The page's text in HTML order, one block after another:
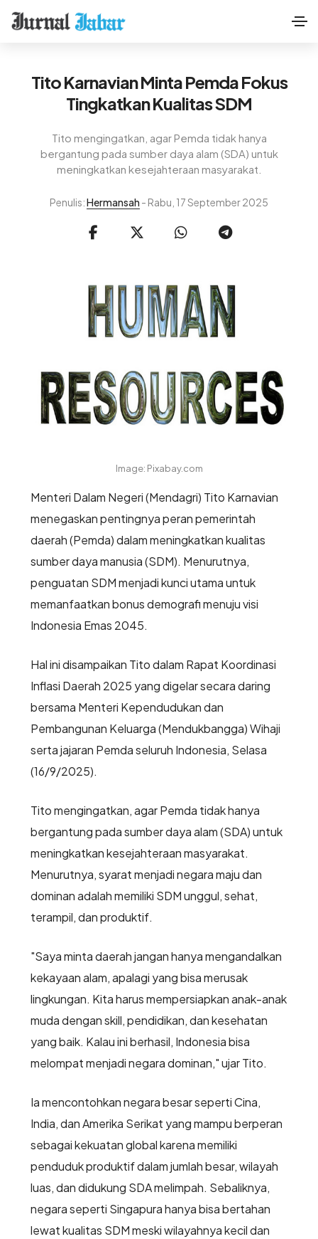
Tito Karnavian Minta Pemda Fokus
Tingkatkan Kualitas SDM
Tito mengingatkan, agar Pemda tidak hanya
bergantung pada sumber daya alam (SDA) untuk
meningkatkan kesejahteraan masyarakat.
Penulis:Hermansah - Rabu, 17 September 2025
Image: Pixabay.com
Menteri Dalam Negeri (Mendagri) Tito Karnavian
menegaskan pentingnya peran pemerintah
daerah (Pemda) dalam meningkatkan kualitas
sumber daya manusia (SDM). Menurutnya,
penguatan SDM menjadi kunci utama untuk
memanfaatkan bonus demografi menuju visi
Indonesia Emas 2045.
Hal ini disampaikan Tito dalam Rapat Koordinasi
Inflasi Daerah 2025 yang digelar secara daring
bersama Menteri Kependudukan dan
Pembangunan Keluarga (Mendukbangga) Wihaji
serta jajaran Pemda seluruh Indonesia, Selasa
(16/9/2025).
Tito mengingatkan, agar Pemda tidak hanya
bergantung pada sumber daya alam (SDA) untuk
meningkatkan kesejahteraan masyarakat.
Menurutnya, syarat menjadi negara maju dan
dominan adalah memiliki SDM unggul, sehat,
terampil, dan produktif.
"Saya minta daerah jangan hanya mengandalkan
kekayaan alam, apalagi yang bisa merusak
lingkungan. Kita harus mempersiapkan anak-anak
muda dengan skill, pendidikan, dan kesehatan
yang baik. Kalau ini berhasil, Indonesia bisa
melompat menjadi negara dominan," ujar Tito.
Ia mencontohkan negara besar seperti Cina,
India, dan Amerika Serikat yang mampu berperan
sebagai kekuatan global karena memiliki
penduduk produktif dalam jumlah besar, wilayah
luas, dan didukung SDA melimpah. Sebaliknya,
negara seperti Singapura hanya bisa bertahan
lewat kualitas SDM meski wilayahnya kecil dan